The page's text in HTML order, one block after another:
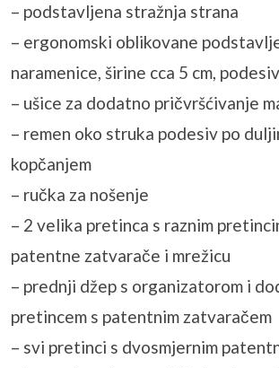
– podstavljena stražnja strana
– ergonomski oblikovane
naramenice, širine cca 5 cm,
– ušice za dodatno pričvršćivanje
– remen oko struka podesiv po
kopčanjem
– ručka za nošenje
– 2 velika pretinca s raznim
patentne zatvarače i mrežicu
– prednji džep s organizatorom i
pretincem s patentnim zatvaračem
– svi pretinci s dvosmjernim